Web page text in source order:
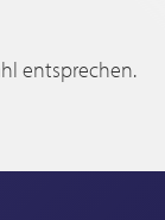
entsprechen.